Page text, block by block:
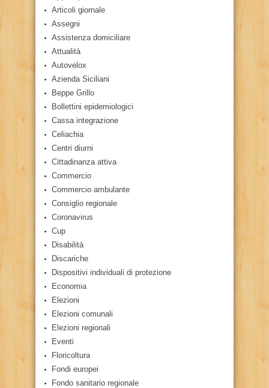
Articoli giornale
Assegni
Assistenza domiciliare
Attualità
Autovelox
Azienda Siciliani
Beppe Grillo
Bollettini epidemiologici
Cassa integrazione
Celiachia
Centri diurni
Cittadinanza attiva
Commercio
Commercio ambulante
Consiglio regionale
Coronavirus
Cup
Disabilità
Discariche
Dispositivi individuali di protezione
Economia
Elezioni
Elezioni comunali
Elezioni regionali
Eventi
Floricoltura
Fondi europei
Fondo sanitario regionale